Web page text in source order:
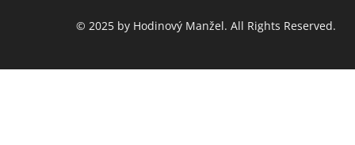
© 2025 by Hodinový Manžel. All Rights Reserved.